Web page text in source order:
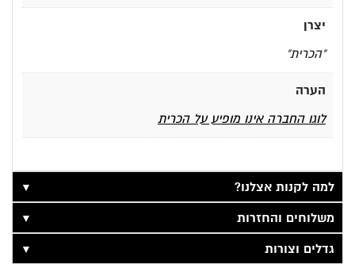
יצרן
"הכרית"
הערה
לוגו החברה אינו מופיע על הכרית
למה לקנות אצלנו?
▼
משלוחים והחזרות
▼
גדלים וצורות
▼